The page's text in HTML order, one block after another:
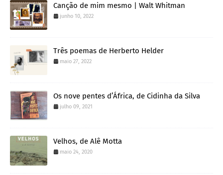
Canção de mim mesmo | Walt Whitman
junho 10, 2022
Três poemas de Herberto Helder
maio 27, 2022
Os nove pentes d’África, de Cidinha da Silva
julho 09, 2021
Velhos, de Alê Motta
maio 24, 2020